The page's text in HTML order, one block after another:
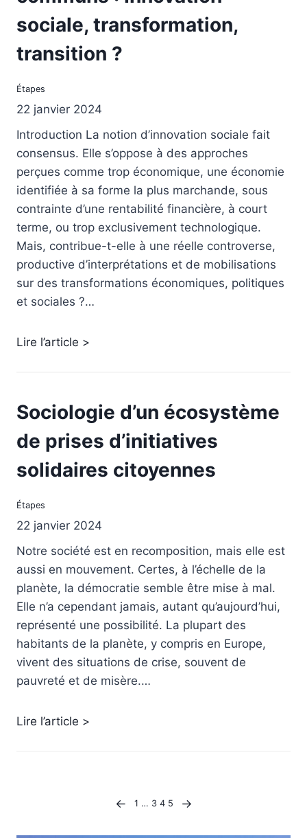
sociale, transformation,
transition ?
Étapes
22 janvier 2024
Introduction La notion d’innovation sociale fait
consensus. Elle s’oppose à des approches
perçues comme trop économique, une économie
identifiée à sa forme la plus marchande, sous
contrainte d’une rentabilité financière, à court
terme, ou trop exclusivement technologique.
Mais, contribue-t-elle à une réelle controverse,
productive d’interprétations et de mobilisations
sur des transformations économiques, politiques
et sociales ?…
Lire l’article >
Sociologie d’un écosystème
de prises d’initiatives
solidaires citoyennes
Étapes
22 janvier 2024
Notre société est en recomposition, mais elle est
aussi en mouvement. Certes, à l’échelle de la
planète, la démocratie semble être mise à mal.
Elle n’a cependant jamais, autant qu’aujourd’hui,
représenté une possibilité. La plupart des
habitants de la planète, y compris en Europe,
vivent des situations de crise, souvent de
pauvreté et de misère.…
Lire l’article >
← 1 … 3 4 5 →